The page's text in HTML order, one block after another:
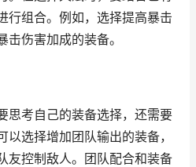
行组合。例如，选择提高暴击
伤害加成的装备。
思考自己的装备选择，还需要
选择增加团队输出的装备，
友控制敌人。团队配合和装备